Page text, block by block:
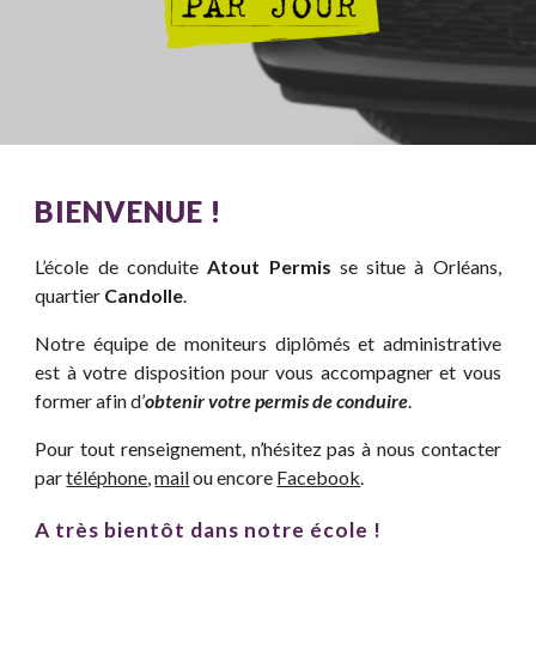
BIENVENUE !
L’école de conduiteAtout Permis se situe à Orléans,
quartier Candolle.
Notre équipe de moniteurs diplômés et administrative
est à votre disposition pour vous accompagner et vous
former afin d’obtenir votre permis de conduire.
Pour tout renseignement, n’hésitez pas à nous contacter
partéléphone,mailou encore Facebook.
A très bientôt dans notre école !